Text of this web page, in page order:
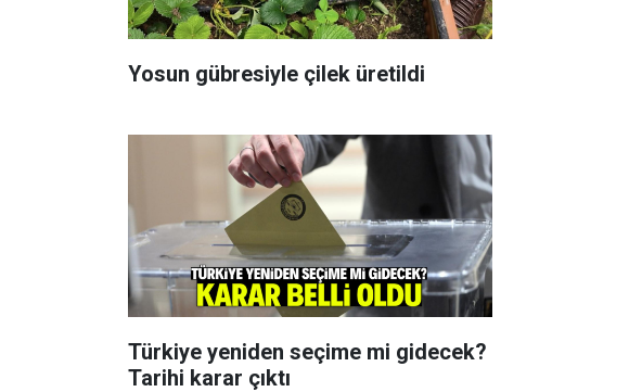
Yosun gübresiyle çilek üretildi
Türkiye yeniden seçime mi gidecek?
Tarihi karar çıktı